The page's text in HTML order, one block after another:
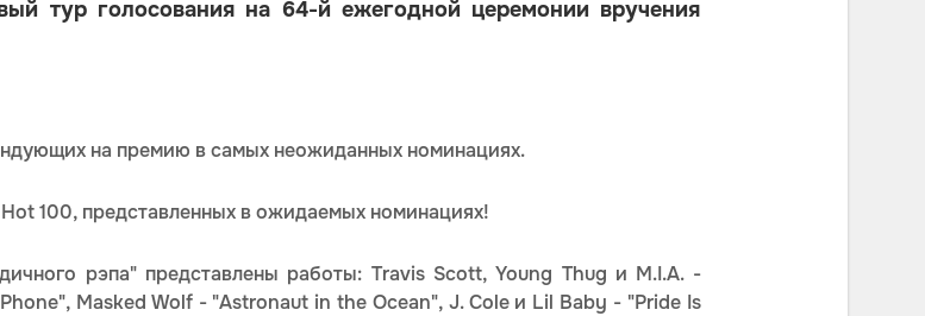
тур голосования на 64-й ежегодной церемонии вручения
на премию в самых неожиданных номинациях.
100, представленных в ожидаемых номинациях!
рэпа" представлены работы: Travis Scott, Young Thug и M.I.A. -
Masked Wolf - "Astronaut in the Ocean", J. Cole и Lil Baby - "Pride Is